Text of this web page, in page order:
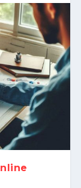
a–
el a